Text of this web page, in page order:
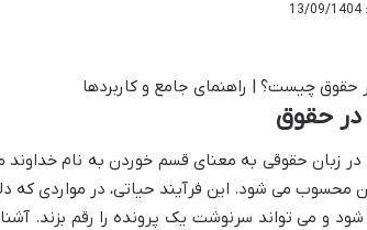
در حقوق
در زبان حقوقی به معنای قسم خوردن به نام خداوند
محسوب می شود. این فرآیند حیاتی، در مواردی که
و می تواند سرنوشت یک پرونده را رقم بزند.